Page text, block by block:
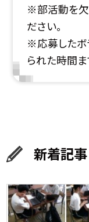
※部活動を欠
ださい。
※応募したボ
られた時間ま
新着記事